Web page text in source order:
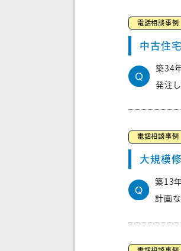
電話相談事例
中古住
築34
発注
電話相談事例
大規模
築13
計画